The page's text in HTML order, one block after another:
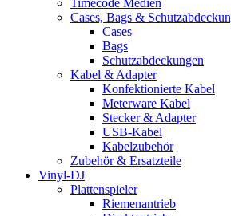
Timecode Medien
Cases, Bags &
Cases
Bags
Schutzabdeckungen
Kabel & Adapter
Konfektionierte Kabel
Meterware Kabel
Stecker & Adapter
USB-Kabel
Kabelzubehör
Zubehör & Ersatzteile
Vinyl-DJ
Plattenspieler
Riemenantrieb